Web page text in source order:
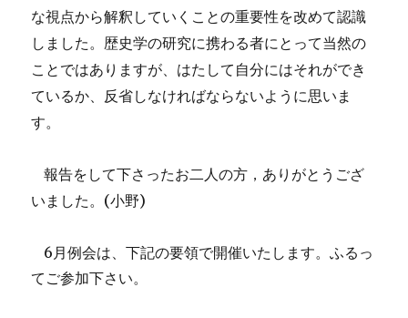
な視点から解釈していくことの重要性を改めて認識
しました。歴史学の研究に携わる者にとって当然の
ことではありますが、はたして自分にはそれができ
ているか、反省しなければならないように思いま
す。
報告をして下さったお二人の方，ありがとうござ
いました。 (小野)
6月例会は、下記の要領で開催いたします。ふるっ
てご参加下さい。